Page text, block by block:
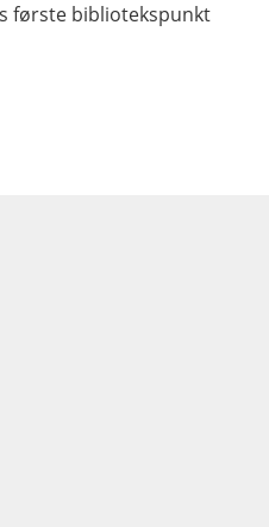
første bibliotekspunkt